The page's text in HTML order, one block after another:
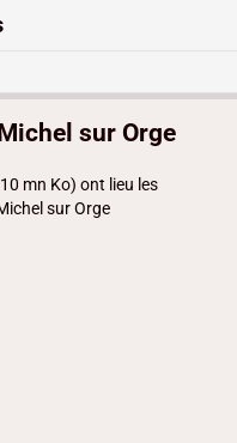
sur Orge
mn Ko) ont lieu les
sur Orge